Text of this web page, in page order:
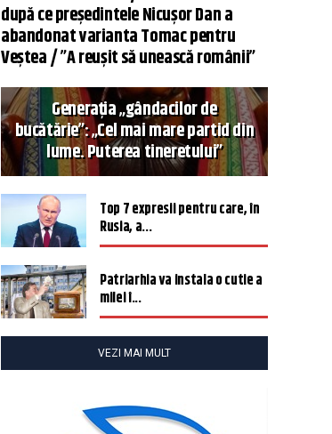
după ce președintele Nicușor Dan a
abandonat varianta Tomac pentru
Veștea / ”A reușit să unească românii”
Generația „gândacilor de
bucătărie”: „Cel mai mare partid din
lume. Puterea tineretului”
Top 7 expresii pentru care, în
Rusia, a...
Patriarhia va instala o cutie a
milei î...
VEZI MAI MULT